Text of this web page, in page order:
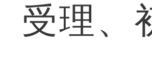
受理、